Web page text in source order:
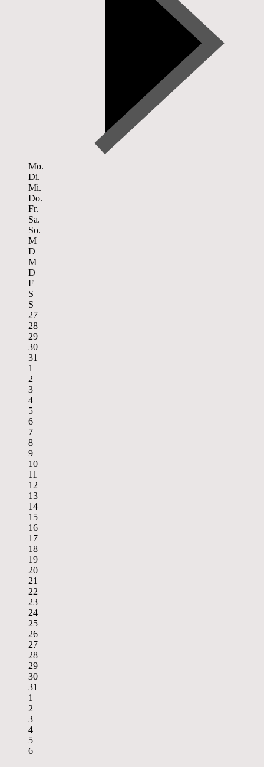
Mo.
Di.
Mi.
Do.
Fr.
Sa.
So.
M
D
M
D
F
S
S
27
28
29
30
31
1
2
3
4
5
6
7
8
9
10
11
12
13
14
15
16
17
18
19
20
21
22
23
24
25
26
27
28
29
30
31
1
2
3
4
5
6